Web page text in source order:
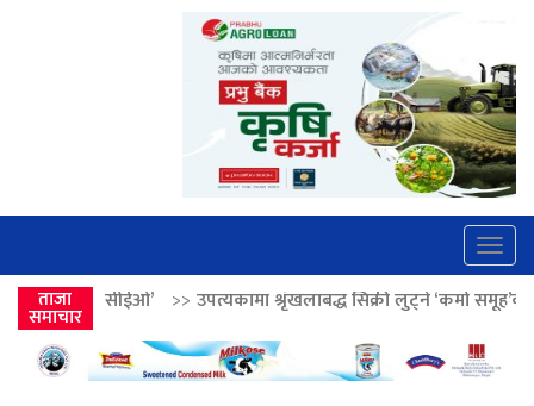
ताजा
समाचार
उपत्यकामा श्रृंखलाबद्ध सिक्री लुट्ने ‘कर्मा समूह’का नाइकेसहित पाँच